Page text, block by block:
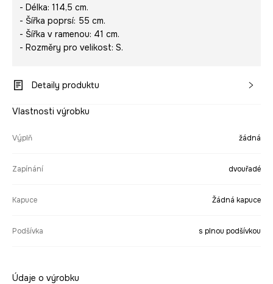
- Délka: 114,5 cm.
- Šířka poprsí: 55 cm.
- Šířka v ramenou: 41 cm.
- Rozměry pro velikost: S.
Detaily produktu
Vlastnosti výrobku
Výplň žádná
Zapínání dvouřadé
Kapuce Žádná kapuce
Podšívka s plnou podšívkou
Údaje o výrobku